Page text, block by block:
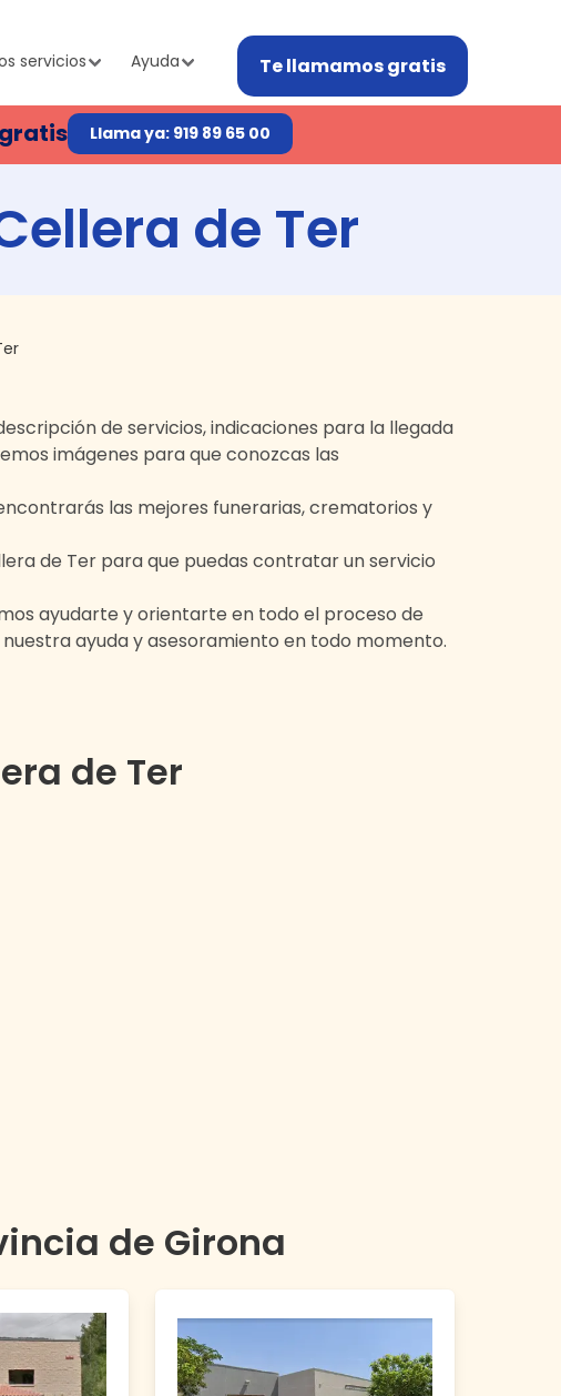
servicios Ayuda Te llamamos gratis
Llama ya: 919 89 65 00
de Ter
de servicios, indicaciones para la llegada
imágenes para que conozcas las
las mejores funerarias, crematorios y
de Ter para que puedas contratar un servicio
ayudarte y orientarte en todo el proceso de
ayuda y asesoramiento en todo momento.
de Ter
de Girona